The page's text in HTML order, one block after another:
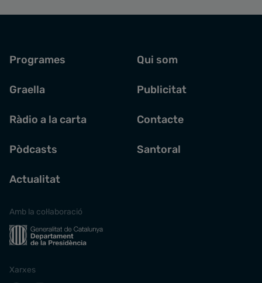
Programes
Graella
Ràdio a la carta
Pòdcasts
Actualitat
Qui som
Publicitat
Contacte
Santoral
Amb la col·laboració
Xarxes